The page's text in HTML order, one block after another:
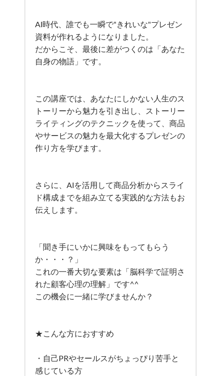
AI時代、誰でも一瞬で"きれいな"プレゼン
資料が作れるようになりました。
だからこそ、最後に差がつくのは「あなた
自身の物語」です。
この講座では、あなたにしかない人生のス
トーリーから魅力を引き出し、ストーリー
ライティングのテクニックを使って、商品
やサービスの魅力を最大化するプレゼンの
作り方を学びます。
さらに、AIを活用して商品分析からスライ
ド構成までを組み立てる実践的な方法もお
伝えします。
「聞き手にいかに興味をもってもらう
か・・・？」
これの一番大切な要素は「脳科学で証明さ
れた顧客心理の理解」です^^
この機会に一緒に学びませんか？
★こんな方におすすめ
・自己PRやセールスがちょっぴり苦手と
感じている方